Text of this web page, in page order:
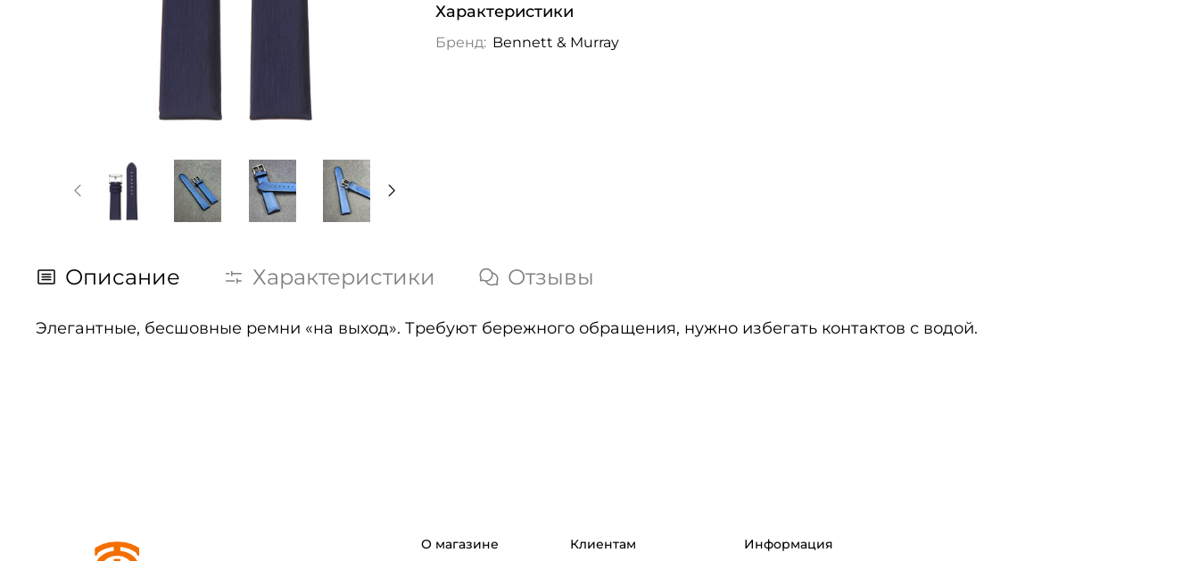
Характеристики
Бренд: Bennett & Murray
Описание Характеристики Отзывы
Элегантные, бесшовные ремни «на выход». Требуют бережного обращения, нужно избегать контактов с водой.
О магазине Клиентам Информация